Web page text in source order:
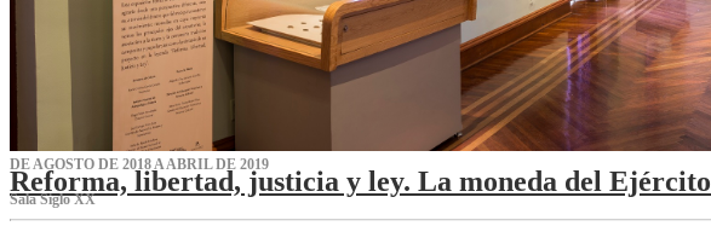
DE AGOSTO DE 2018 A ABRIL DE 2019
Reforma, libertad, justicia y ley. La moneda del
Sala Siglo XX